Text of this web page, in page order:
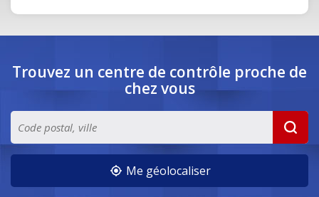
Trouvez un centre de contrôle proche de
chez vous
Me géolocaliser